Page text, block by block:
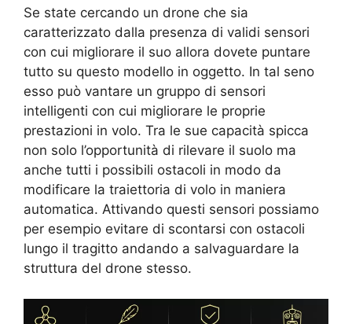
Se state cercando un drone che sia
caratterizzato dalla presenza di validi sensori
con cui migliorare il suo allora dovete puntare
tutto su questo modello in oggetto. In tal seno
esso può vantare un gruppo di sensori
intelligenti con cui migliorare le proprie
prestazioni in volo. Tra le sue capacità spicca
non solo l’opportunità di rilevare il suolo ma
anche tutti i possibili ostacoli in modo da
modificare la traiettoria di volo in maniera
automatica. Attivando questi sensori possiamo
per esempio evitare di scontarsi con ostacoli
lungo il tragitto andando a salvaguardare la
struttura del drone stesso.